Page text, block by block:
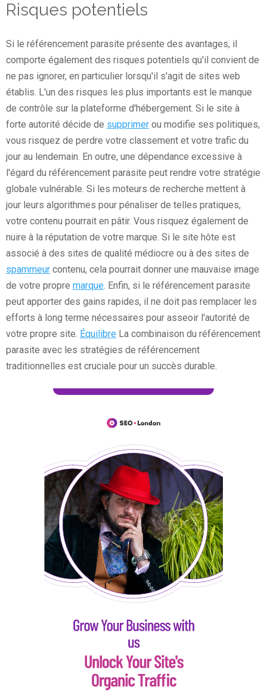
Risques potentiels
Si le référencement parasite présente des avantages, il
comporte également des risques potentiels qu'il convient de
ne pas ignorer, en particulier lorsqu'il s'agit de sites web
établis. L'un des risques les plus importants est le manque
de contrôle sur la plateforme d'hébergement. Si le site à
forte autorité décide de supprimer ou modifie ses politiques,
vous risquez de perdre votre classement et votre trafic du
jour au lendemain. En outre, une dépendance excessive à
l'égard du référencement parasite peut rendre votre stratégie
globale vulnérable. Si les moteurs de recherche mettent à
jour leurs algorithmes pour pénaliser de telles pratiques,
votre contenu pourrait en pâtir. Vous risquez également de
nuire à la réputation de votre marque. Si le site hôte est
associé à des sites de qualité médiocre ou à des sites de
spammeur contenu, cela pourrait donner une mauvaise image
de votre propre marque. Enfin, si le référencement parasite
peut apporter des gains rapides, il ne doit pas remplacer les
efforts à long terme nécessaires pour asseoir l'autorité de
votre propre site. Équilibre La combinaison du référencement
parasite avec les stratégies de référencement
traditionnelles est cruciale pour un succès durable.